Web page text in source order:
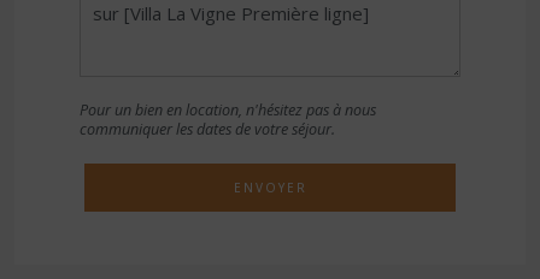
Pour un bien en location, n'hésitez pas à nous
communiquer les dates de votre séjour.
ENVOYER